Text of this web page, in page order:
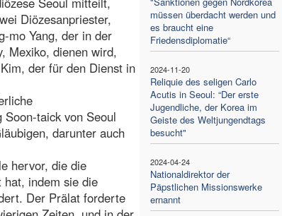
müssen überdacht werden und
es braucht eine
Friedensdiplomatie“
2024-11-20
Reliquie des seligen Carlo
Acutis in Seoul: “Der erste
Jugendliche, der Korea im
Geiste des Weltjungendtags
besucht"
2024-04-24
Nationaldirektor der
Päpstlichen Missionswerke
ernannt
Diözesanpriester,
mo Yang, der in der
Mexiko, dienen wird,
der für den Dienst in
taick von Seoul
darunter auch
hervor, die die
hat, indem sie die
Der Prälat forderte